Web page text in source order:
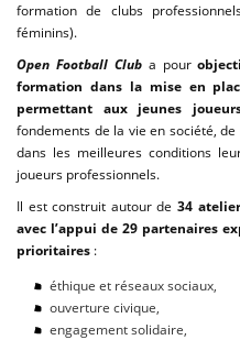
formation de clubs
féminins).
Open Football Cluba pour
formation dans la mise en
permettant aux jeunes
fondements de la vie en société,
dans les meilleures conditions
joueurs professionnels.
Il est construit autour de34
avec l’appui de 29 partenaires
prioritaires :
éthique et réseaux sociaux,
ouverture civique,
engagement solidaire,